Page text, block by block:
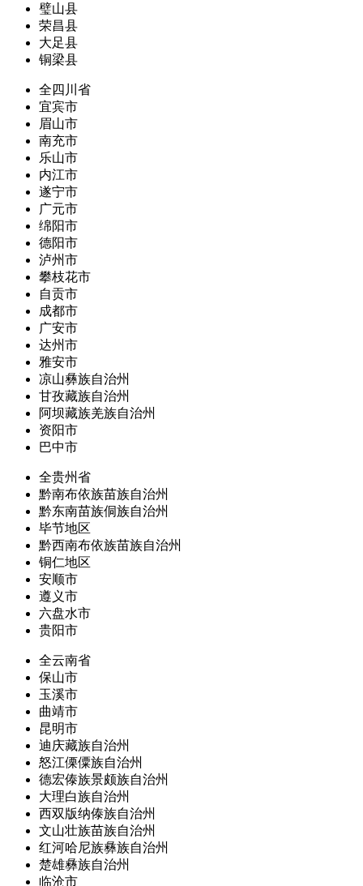
璧山县
荣昌县
大足县
铜梁县
全四川省
宜宾市
眉山市
南充市
乐山市
内江市
遂宁市
广元市
绵阳市
德阳市
泸州市
攀枝花市
自贡市
成都市
广安市
达州市
雅安市
凉山彝族自治州
甘孜藏族自治州
阿坝藏族羌族自治州
资阳市
巴中市
全贵州省
黔南布依族苗族自治州
黔东南苗族侗族自治州
毕节地区
黔西南布依族苗族自治州
铜仁地区
安顺市
遵义市
六盘水市
贵阳市
全云南省
保山市
玉溪市
曲靖市
昆明市
迪庆藏族自治州
怒江傈僳族自治州
德宏傣族景颇族自治州
大理白族自治州
西双版纳傣族自治州
文山壮族苗族自治州
红河哈尼族彝族自治州
楚雄彝族自治州
临沧市